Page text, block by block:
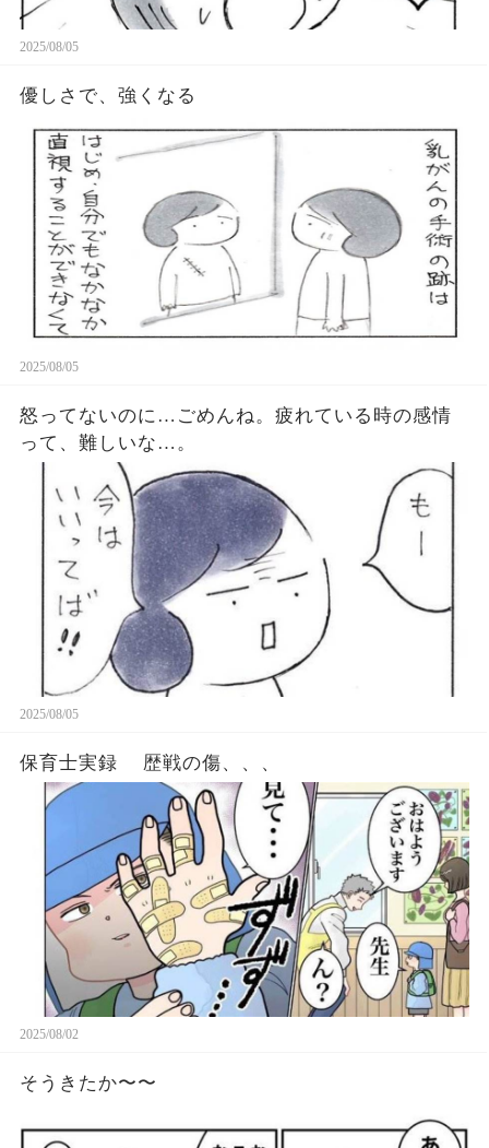
2025/08/05
優しさで、強くなる
2025/08/05
怒ってないのに…ごめんね。疲れている時の感情
って、難しいな…。
2025/08/05
保育士実録 歴戦の傷、、、
2025/08/02
そうきたか〜〜